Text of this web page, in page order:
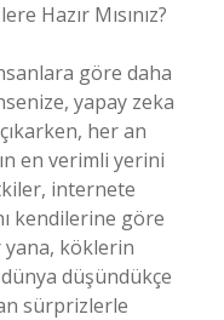
Hazır Mısınız?
göre daha
yapay zeka
her an
en verimli yerini
internete
kendilerine göre
yana, köklerin
düşündükçe
sürprizlerle